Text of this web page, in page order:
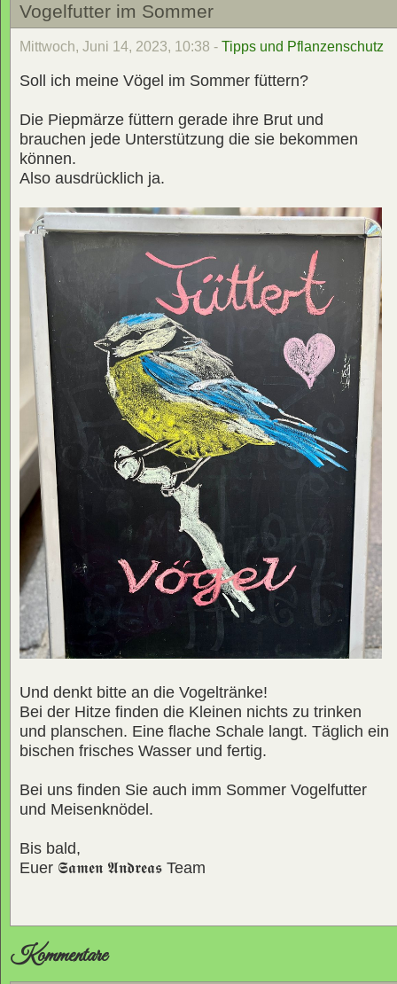
Vogelfutter im Sommer
Mittwoch, Juni 14, 2023, 10:38 - Tipps und Pflanzenschutz
Soll ich meine Vögel im Sommer füttern?
Die Piepmärze füttern gerade ihre Brut und
brauchen jede Unterstützung die sie bekommen
können.
Also ausdrücklich ja.
Und denkt bitte an die Vogeltränke!
Bei der Hitze finden die Kleinen nichts zu trinken
und planschen. Eine flache Schale langt. Täglich ein
bischen frisches Wasser und fertig.
Bei uns finden Sie auch imm Sommer Vogelfutter
und Meisenknödel.
Bis bald,
Euer 𝕾𝖆𝖒𝖊𝖓 𝕬𝖓𝖉𝖗𝖊𝖆𝖘 Team
Kommentare